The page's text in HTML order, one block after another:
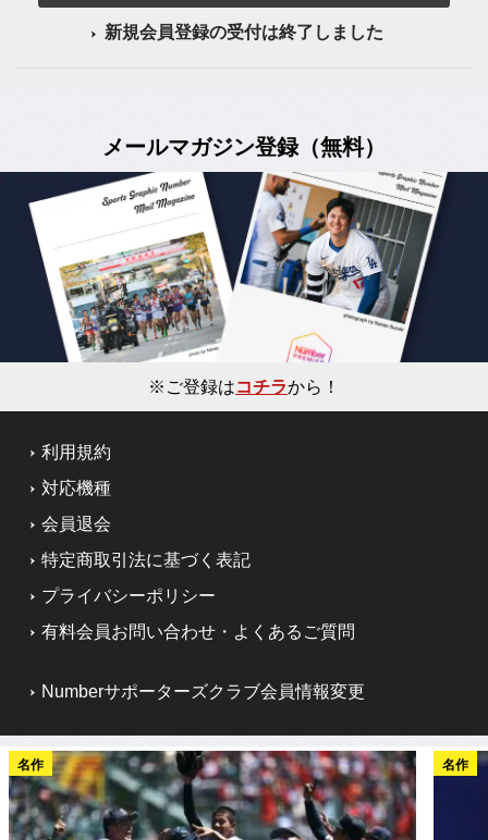
新規会員登録の受付は終了しました
メールマガジン登録（無料）
※ご登録はコチラから！
利用規約
対応機種
会員退会
特定商取引法に基づく表記
プライバシーポリシー
有料会員お問い合わせ・よくあるご質問
Numberサポーターズクラブ会員情報変更
名作 名作